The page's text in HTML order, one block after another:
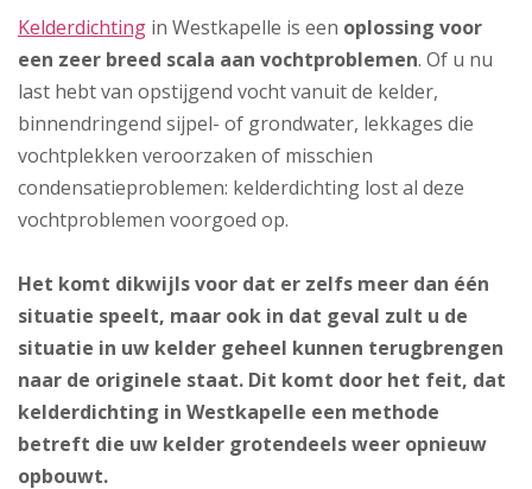
Kelderdichting in Westkapelle is een oplossing voor
een zeer breed scala aan vochtproblemen. Of u nu
last hebt van opstijgend vocht vanuit de kelder,
binnendringend sijpel- of grondwater, lekkages die
vochtplekken veroorzaken of misschien
condensatieproblemen: kelderdichting lost al deze
vochtproblemen voorgoed op.
Het komt dikwijls voor dat er zelfs meer dan één
situatie speelt, maar ook in dat geval zult u de
situatie in uw kelder geheel kunnen terugbrengen
naar de originele staat. Dit komt door het feit, dat
kelderdichting in Westkapelle een methode
betreft die uw kelder grotendeels weer opnieuw
opbouwt.